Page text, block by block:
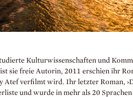
Kulturwissenschaften und
sie freie Autorin, 2011 erschien ihr
Atef verfilmt wird. Ihr letzter Roman,
und wurde in mehr als 20